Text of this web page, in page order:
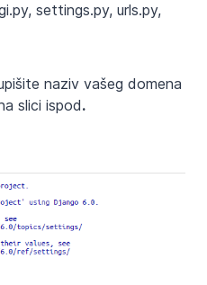
settings.py, urls.py,
naziv vašeg domena
slici ispod.